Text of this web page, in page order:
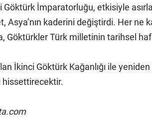
Göktürk İmparatorluğu, etkisiyle
Asya’nın kaderini değiştirdi. Her
Göktürkler Türk milletinin tarihsel
İkinci Göktürk Kağanlığı ile
hissettirecektir.